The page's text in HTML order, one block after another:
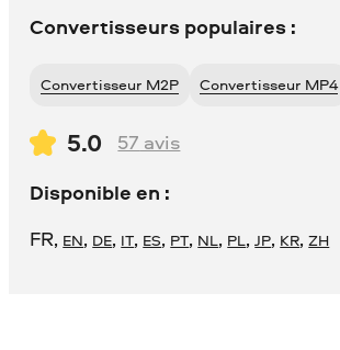
Convertisseurs populaires :
Convertisseur M2P Convertisseur MP4
5.0 57 avis
Disponible en :
FR, EN, DE, IT, ES, PT, NL, PL,JP, KR,ZH